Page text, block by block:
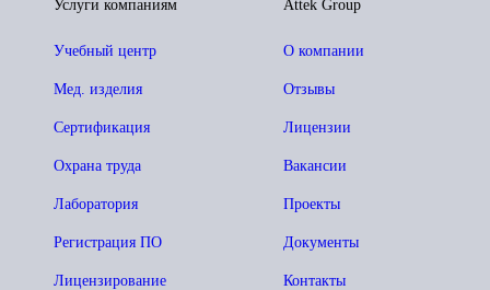
Attek Group
О компании
Отзывы
Лицензии
Вакансии
Проекты
Документы
Контакты
Услуги компаниям
Учебный центр
Мед. изделия
Сертификация
Охрана труда
Лаборатория
Регистрация ПО
Лицензирование